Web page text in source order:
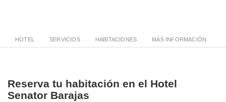
HOTEL SERVICIOS HABITACIONES MÁS INFORMACIÓN
Reserva tu habitación en el Hotel
Senator Barajas